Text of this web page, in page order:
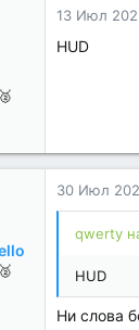
0
13 Июл
HUD
30 Июл
qwerty
HUD
Ни слова